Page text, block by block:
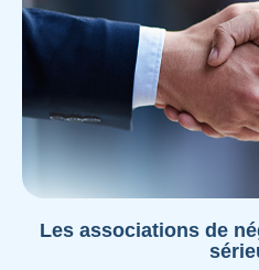
Les associations de